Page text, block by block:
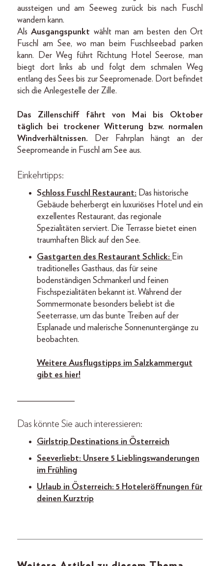
aussteigen und am Seeweg zurück bis nach Fuschl
wandern kann.
AlsAusgangspunkt wählt man am besten den Ort
Fuschl am See, wo man beim Fuschlseebad parken
kann. Der Weg führt Richtung Hotel Seerose, man
biegt dort links ab und folgt dem schmalen Weg
entlang des Sees bis zur Seepromenade. Dort befindet
sich die Anlegestelle der Zille.
Das Zillenschiﬀ fährt von Mai bis Oktober
täglich bei trockener Witterung bzw. normalen
Windverhältnissen.
Der Fahrplan hängt an der
Seepromeande in Fuschl am See aus.
Einkehrtipps:
Schloss Fuschl Restaurant: Das historische
Gebäude beherbergt ein luxuriöses Hotel und ein
exzellentes Restaurant, das regionale
Spezialitäten serviert. Die Terrasse bietet einen
traumhaften Blick auf den See.
Gastgarten des Restaurant Schlick: Ein
traditionelles Gasthaus, das für seine
bodenständigen Schmankerl und feinen
Fischspezialitäten bekannt ist. Während der
Sommermonate besonders beliebt ist die
Seeterrasse, um das bunte Treiben auf der
Esplanade und malerische Sonnenuntergänge zu
beobachten.
Weitere Ausflugstipps im Salzkammergut
gibt es hier!
_____________
Das könnte Sie auch interessieren:
Girlstrip Destinations in Österreich
Seeverliebt: Unsere 5 Lieblingswanderungen
im Frühling
Urlaub in Österreich: 5 Hoteleröffnungen für
deinen Kurztrip